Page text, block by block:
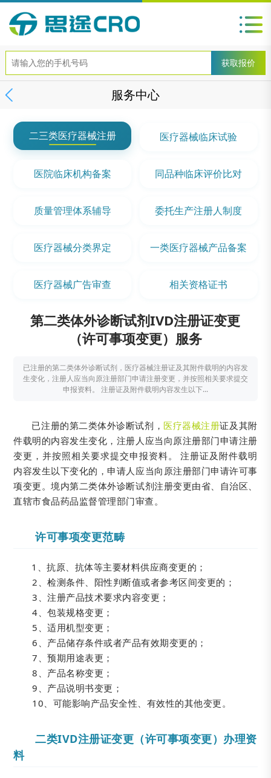
服务中心
二三类医疗器械注册 医疗器械临床试验
医院临床机构备案 同品种临床评价比对
质量管理体系辅导 委托生产注册人制度
医疗器械分类界定 一类医疗器械产品备案
医疗器械广告审查 相关资格证书
第二类体外诊断试剂IVD注册证变更
（许可事项变更）服务
已注册的第二类体外诊断试剂，医疗器械注册证及其附件载明的内容发
生变化，注册人应当向原注册部门申请注册变更，并按照相关要求提交
申报资料。 注册证及附件载明内容发生以下...
已注册的第二类体外诊断试剂， 医疗器械注册证及其附
件载明的内容发生变化，注册人应当向原注册部门申请注册
变更，并按照相关要求提交申报资料。 注册证及附件载明
内容发生以下变化的，申请人应当向原注册部门申请许可事
项变更。境内第二类体外诊断试剂注册变更由省、自治区、
直辖市食品药品监督管理部门审查。
许可事项变更范畴
1、抗原、抗体等主要材料供应商变更的；
2、检测条件、阳性判断值或者参考区间变更的；
3、注册产品技术要求内容变更；
4、包装规格变更；
5、适用机型变更；
6、产品储存条件或者产品有效期变更的；
7、预期用途表更；
8、产品名称变更；
9、产品说明书变更；
10、可能影响产品安全性、有效性的其他变更。
二类IVD注册证变更（许可事项变更）办理资
料